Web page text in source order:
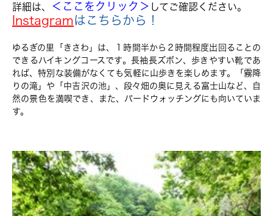
詳細は、 ＜ここをクリック＞ してご確認ください。
Instagramはこちらから！
ゆるぎの里「きさわ」は、１時間半から２時間程度出回ることの
できるハイキングコースです。長袖長ズボン、歩きやすい靴であ
れば、特別な装備がなくても気軽に山歩きを楽しめます。「霧降
りの滝」や「中吉沢の池」、段々畑の奥に見える富士山など、自
然の景色を満喫でき、また、バードウォッチングにも向いていま
す。